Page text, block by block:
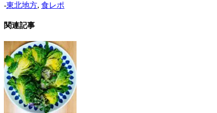
-東北地方, 食レポ
関連記事